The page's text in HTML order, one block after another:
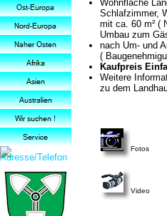
Fotos
Wohnfläche
Schlafzimmer,
mit ca. 60 m² (
Umbau zum
nach Um- und
(
Kaufpreis
Weitere
zu dem
Video